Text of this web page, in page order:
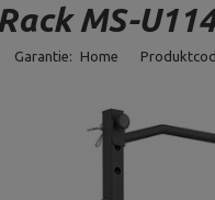
MS-
Garantie: Home